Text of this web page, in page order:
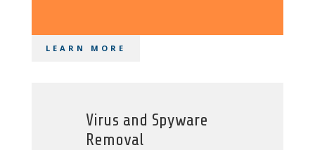
LEARN MORE
Virus and Spyware
Removal